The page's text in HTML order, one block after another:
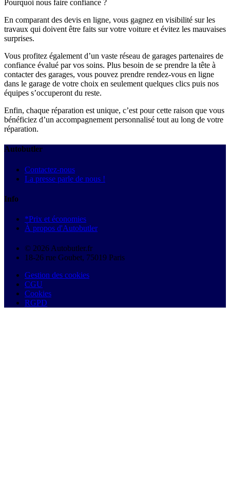
Pourquoi nous faire confiance ?
En comparant des devis en ligne, vous gagnez en visibilité sur les
travaux qui doivent être faits sur votre voiture et évitez les mauvaises
surprises.
Vous profitez également d’un vaste réseau de garages partenaires de
confiance évalué par vos soins. Plus besoin de se prendre la tête à
contacter des garages, vous pouvez prendre rendez-vous en ligne
dans le garage de votre choix en seulement quelques clics puis nos
équipes s’occuperont du reste.
Enfin, chaque réparation est unique, c’est pour cette raison que vous
bénéficiez d’un accompagnement personnalisé tout au long de votre
réparation.
Autobutler
Contactez-nous
La presse parle de nous !
Info
*Prix et économies
À propos d'Autobutler
© 2026 Autobutler.fr
18-26 rue Goubet, 75019 Paris
Gestion des cookies
CGU
Cookies
RGPD